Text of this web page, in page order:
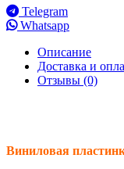
Telegram
Whatsapp
Описание
Доставка и
Отзывы (0)
Виниловая